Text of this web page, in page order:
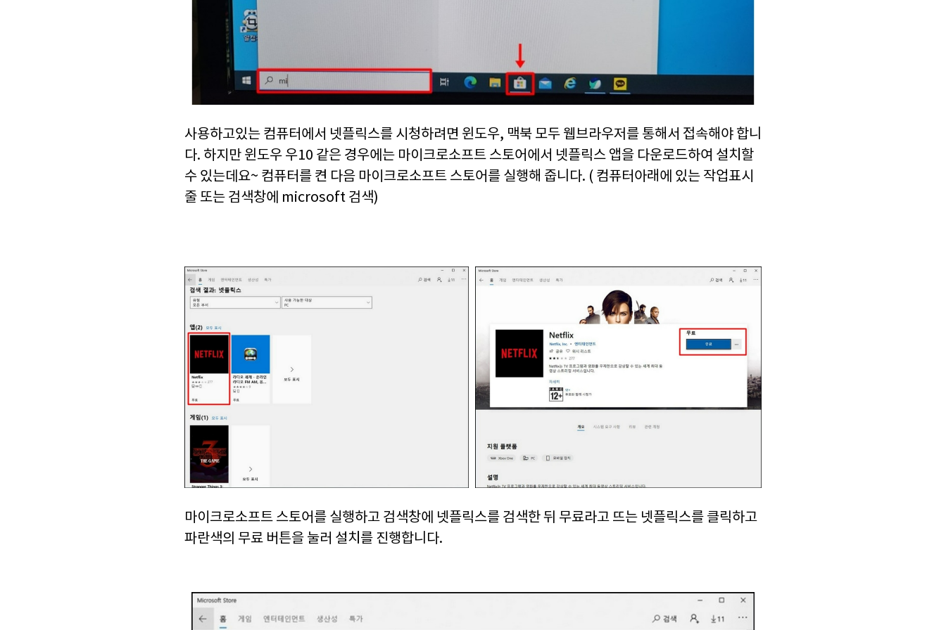
사용하고있는 컴퓨터에서 넷플릭스를 시청하려면 윈도우, 맥북 모두 웹브라우저를 통해서 접속해야 합니
다. 하지만 윈도우 우10 같은 경우에는 마이크로소프트 스토어에서 넷플릭스 앱을 다운로드하여 설치할
수 있는데요~ 컴퓨터를 켠 다음 마이크로소프트 스토어를 실행해 줍니다. ( 컴퓨터아래에 있는 작업표시
줄 또는 검색창에 microsoft 검색)
마이크로소프트 스토어를 실행하고 검색창에 넷플릭스를 검색한 뒤 무료라고 뜨는 넷플릭스를 클릭하고
파란색의 무료 버튼을 눌러 설치를 진행합니다.